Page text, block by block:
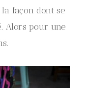
façon dont se
Alors pour une